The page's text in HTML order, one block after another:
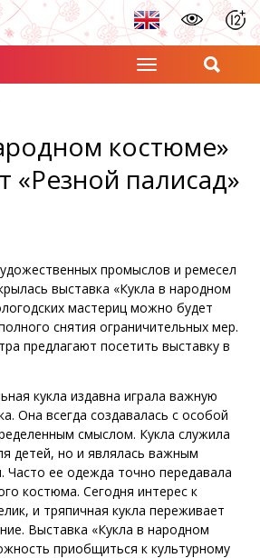
костюме»
«Резной палисад»
промыслов и ремесел
выставка «Кукла в народном
мастериц можно будет
снятия ограничительных мер.
предлагают посетить выставку в
кукла издавна играла важную
Она всегда создавалась с особой
смыслом. Кукла служила
детей, но и являлась важным
Часто ее одежда точно передавала
костюма. Сегодня интерес к
и тряпичная кукла переживает
Выставка «Кукла в народном
приобщиться к культурному